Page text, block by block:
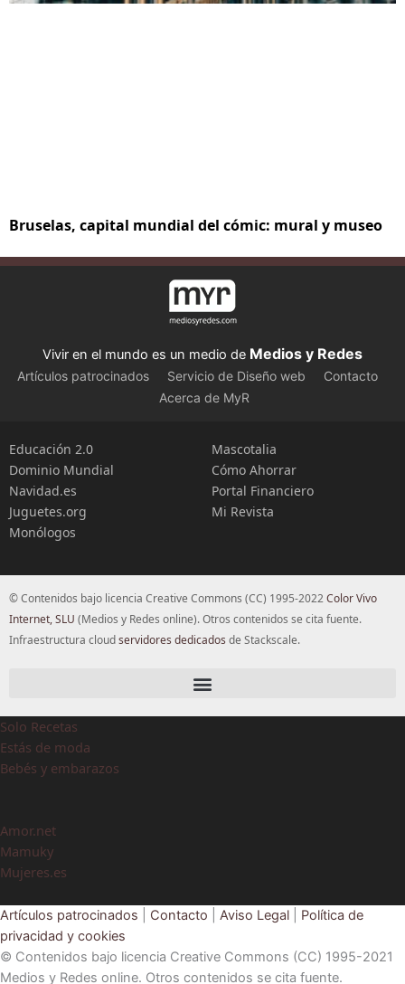
Bruselas, capital mundial del cómic: mural y museo
Vivir en el mundo es un medio de Medios y Redes
Artículos patrocinados Servicio de Diseño web
Contacto
Acerca de MyR
Educación 2.0
Dominio Mundial
Navidad.es
Juguetes.org
Monólogos
Mascotalia
Cómo Ahorrar
Portal Financiero
Mi Revista
© Contenidos bajo licencia Creative Commons (CC) 1995-2022Color Vivo
Internet, SLU (Medios y Redes online). Otros contenidos se cita fuente.
Infraestructura cloudservidores dedicados de Stackscale.
Solo Recetas
Estás de moda
Bebés y embarazos
Amor.net
Mamuky
Mujeres.es
Artículos patrocinados Contacto Aviso Legal
Política de
privacidad y cookies
© Contenidos bajo licencia Creative Commons (CC) 1995-2021
Medios y Redes online. Otros contenidos se cita fuente.